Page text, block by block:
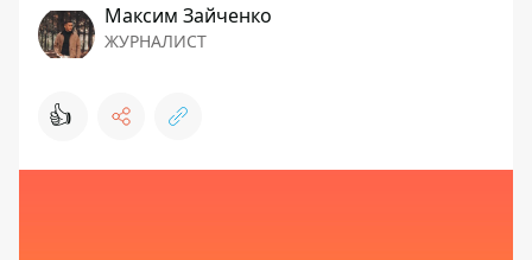
Максим Зайченко
ЖУРНАЛИСТ
👍